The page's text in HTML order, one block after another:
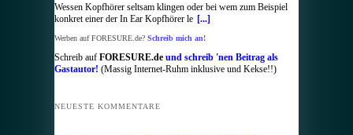
Wessen Kopfhörer seltsam klingen oder bei wem zum Beispiel
konkret einer der In Ear Kopfhörer le [...]
Werben auf FORESURE.de? Schreib mich an!
Schreib auf FORESURE.de und schreib 'nen Beitrag als
Gastautor! (Massig Internet-Ruhm inklusive und Kekse!!)
NEUESTE KOMMENTARE